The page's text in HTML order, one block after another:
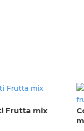
Frutta mix